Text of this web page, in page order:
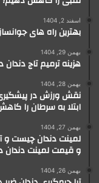
اسفند 2, 1404
بهترین راه های
بهمن 29, 1404
هزینه ترمیم تاج دندان در
بهمن 28, 1404
نقش ورزش در
ابتلا به سرطان را
بهمن 27, 1404
لمینت دندان چیست و
و قیمت لمینت دندان در
بهمن 26, 1404